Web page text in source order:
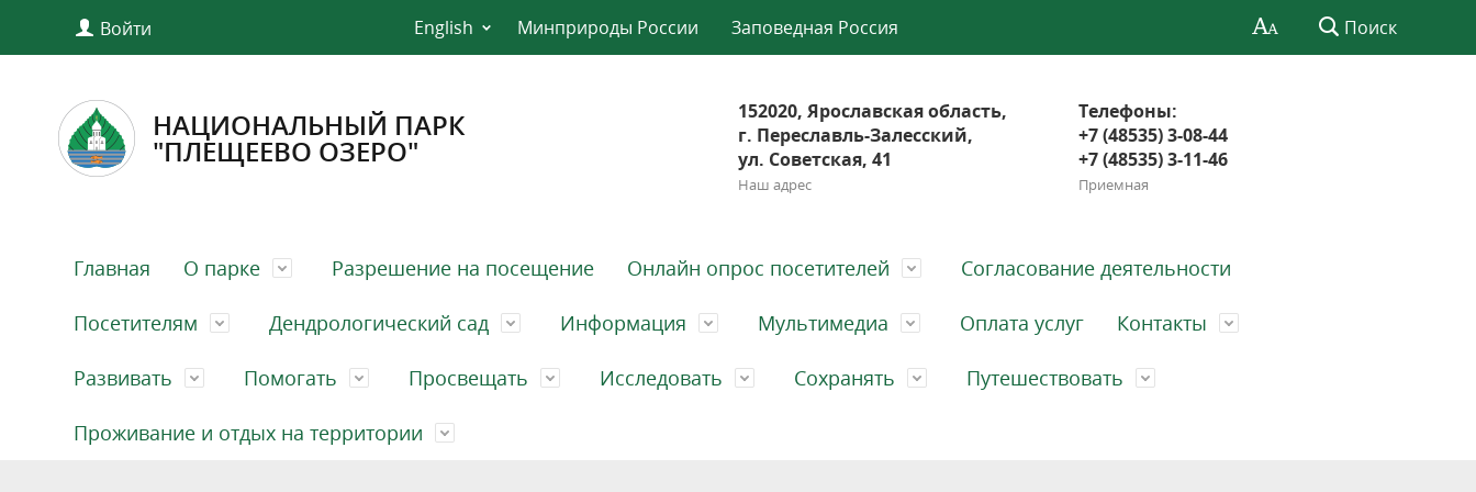
Войти English Минприроды России Заповедная Россия Поиск
НАЦИОНАЛЬНЫЙ ПАРК
"ПЛЕЩЕЕВО ОЗЕРО"
152020, Ярославская область,
г. Переславль-Залесский,
ул. Советская, 41
Наш адрес
Телефоны:
+7 (48535) 3-08-44
+7 (48535) 3-11-46
Приемная
Главная О парке Разрешение на посещение Онлайн опрос посетителей Согласование деятельности
Посетителям Дендрологический сад Информация Мультимедиа Оплата услуг Контакты
Развивать Помогать Просвещать Исследовать Сохранять Путешествовать
Проживание и отдых на территории